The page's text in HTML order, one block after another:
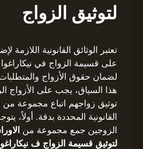
لتوثيق الزواج
تعتبر الوثائق القانونية اللازمة
على قسيمة الزواج في
لضمان حقوق الأزواج
هذا السياق، يجب على الأزواج
توثيق زواجهم اتباع مجموعة من
القانونية المحددة بدقة. أولاً،
الزوجين جمع مجموعة من
لتوثيق قسيمة الزواج ف نيكاراغوا